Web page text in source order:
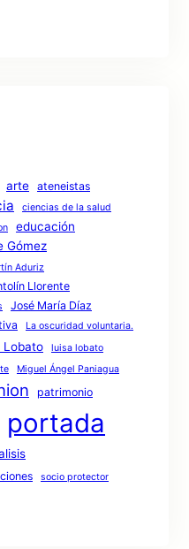
arte ateneistas
ciencias de la salud
educación
Gómez
Aduriz
Llorente
José María Díaz
La oscuridad voluntaria.
Lobato
luisa lobato
Miguel Ángel Paniagua
patrimonio
portada
socio protector